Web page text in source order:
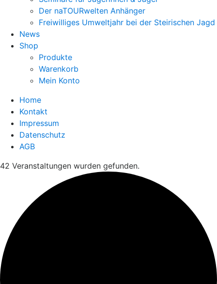
Der naTOURwelten Anhänger
Freiwilliges Umweltjahr bei der Steirischen Jagd
News
Shop
Produkte
Warenkorb
Mein Konto
Home
Kontakt
Impressum
Datenschutz
AGB
42 Veranstaltungen wurden gefunden.